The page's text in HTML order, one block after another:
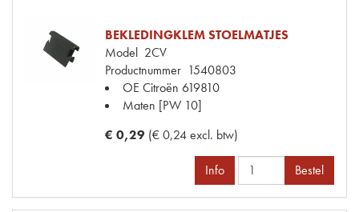
BEKLEDINGKLEM STOELMATJES
Model 2CV
Productnummer 1540803
OE Citroën 619810
Maten [PW 10]
€ 0,29 (€ 0,24 excl. btw)
Info Bestel